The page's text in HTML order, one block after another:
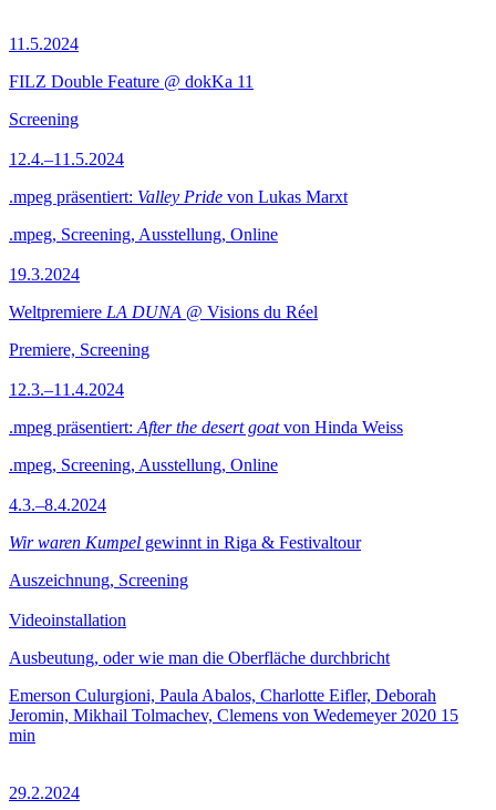
11.5.2024
FILZ Double Feature @ dokKa 11
Screening
12.4.–11.5.2024
.mpeg präsentiert: Valley Pride von Lukas Marxt
.mpeg, Screening, Ausstellung, Online
19.3.2024
Weltpremiere LA DUNA @ Visions du Réel
Premiere, Screening
12.3.–11.4.2024
.mpeg präsentiert: After the desert goatvon Hinda Weiss
.mpeg, Screening, Ausstellung, Online
4.3.–8.4.2024
Wir waren Kumpel gewinnt in Riga & Festivaltour
Auszeichnung, Screening
Videoinstallation
Ausbeutung, oder wie man die Oberfläche durchbricht
Emerson Culurgioni, Paula Abalos, Charlotte Eifler, Deborah
Jeromin, Mikhail Tolmachev, Clemens von Wedemeyer 2020 15
min
29.2.2024